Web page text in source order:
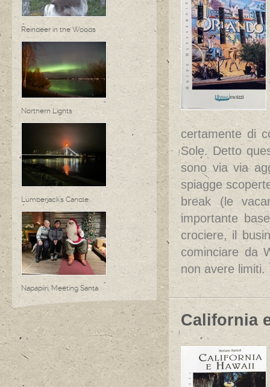
certamente di
Sole. Detto
sono via via
spiagge
break (le
importante
crociere, il
cominciare da
non avere limiti.
California
Reindeer in the Woods
Northern Lights
Lumberjack's Candle
Napapiiri, Meeting Santa